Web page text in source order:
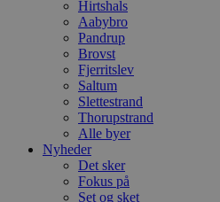
Hirtshals
Aabybro
Pandrup
Brovst
Fjerritslev
Saltum
Slettestrand
Thorupstrand
Alle byer
Nyheder
Det sker
Fokus på
Set og sket